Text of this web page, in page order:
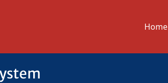
Home